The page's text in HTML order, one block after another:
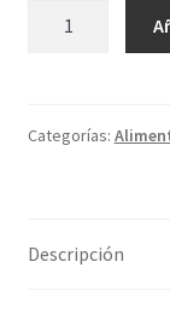
cocina
Categorías:
Descripción